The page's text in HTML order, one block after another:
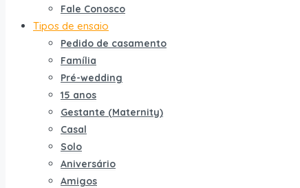
Fale Conosco
Tipos de ensaio
Pedido de casamento
Família
Pré-wedding
15 anos
Gestante (Maternity)
Casal
Solo
Aniversário
Amigos